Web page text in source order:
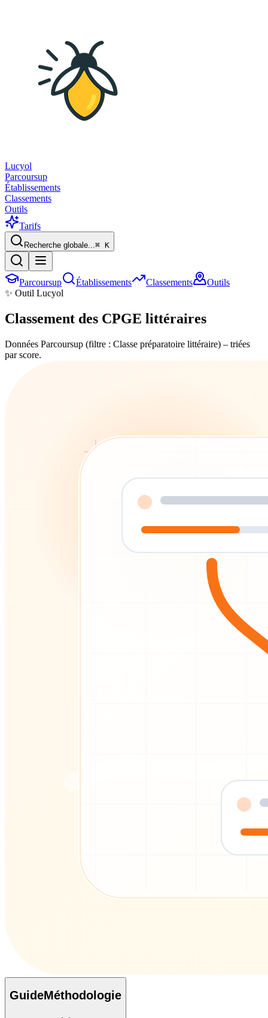
Lucyol
Parcoursup
Établissements
Classements
Outils
Tarifs
Recherche globale...⌘ K
Parcoursup Établissements Classements
Outils
✨ Outil Lucyol
Classement des CPGE littéraires
Données Parcoursup (filtre : Classe préparatoire littéraire) – triées
par score.
GuideMéthodologie